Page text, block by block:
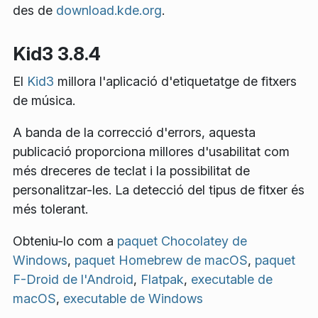
des de download.kde.org.
Kid3 3.8.4
El Kid3 millora l'aplicació d'etiquetatge de fitxers
de música.
A banda de la correcció d'errors, aquesta
publicació proporciona millores d'usabilitat com
més dreceres de teclat i la possibilitat de
personalitzar-les. La detecció del tipus de fitxer és
més tolerant.
Obteniu-lo com a paquet Chocolatey de
Windows, paquet Homebrew de macOS, paquet
F-Droid de l'Android, Flatpak, executable de
macOS, executable de Windows